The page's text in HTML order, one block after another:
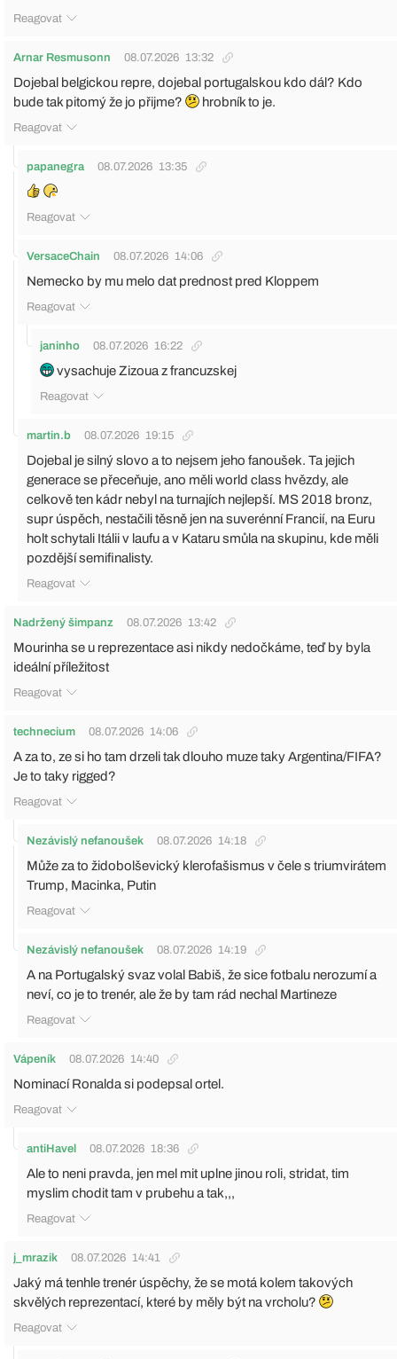
Reagovat
Arnar Resmusonn 08.07.2026 13:32
Dojebal belgickou repre, dojebal portugalskou kdo dál? Kdo
bude tak pitomý že jo přijme?
hrobník to je.
Reagovat
papanegra 08.07.2026 13:35
Reagovat
VersaceChain 08.07.2026 14:06
Nemecko by mu melo dat prednost pred Kloppem
Reagovat
janinho 08.07.2026 16:22
vysachuje Zizoua z francuzskej
Reagovat
martin.b 08.07.2026 19:15
Dojebal je silný slovo a to nejsem jeho fanoušek. Ta jejich
generace se přeceňuje, ano měli world class hvězdy, ale
celkově ten kádr nebyl na turnajích nejlepší. MS 2018 bronz,
supr úspěch, nestačili těsně jen na suverénní Francií, na Euru
holt schytali Itálii v laufu a v Kataru smůla na skupinu, kde měli
pozdější semifinalisty.
Reagovat
Nadržený šimpanz 08.07.2026 13:42
Mourinha se u reprezentace asi nikdy nedočkáme, teď by byla
ideální příležitost
Reagovat
technecium 08.07.2026 14:06
A za to, ze si ho tam drzeli tak dlouho muze taky Argentina/FIFA?
Je to taky rigged?
Reagovat
Nezávislý nefanoušek 08.07.2026 14:18
Může za to židobolševický klerofašismus v čele s triumvirátem
Trump, Macinka, Putin
Reagovat
Nezávislý nefanoušek 08.07.2026 14:19
A na Portugalský svaz volal Babiš, že sice fotbalu nerozumí a
neví, co je to trenér, ale že by tam rád nechal Martineze
Reagovat
Vápeník 08.07.2026 14:40
Nominací Ronalda si podepsal ortel.
Reagovat
antiHavel 08.07.2026 18:36
Ale to neni pravda, jen mel mit uplne jinou roli, stridat, tim
myslim chodit tam v prubehu a tak,,,
Reagovat
j_mrazik 08.07.2026 14:41
Jaký má tenhle trenér úspěchy, že se motá kolem takových
skvělých reprezentací, které by měly být na vrcholu?
Reagovat